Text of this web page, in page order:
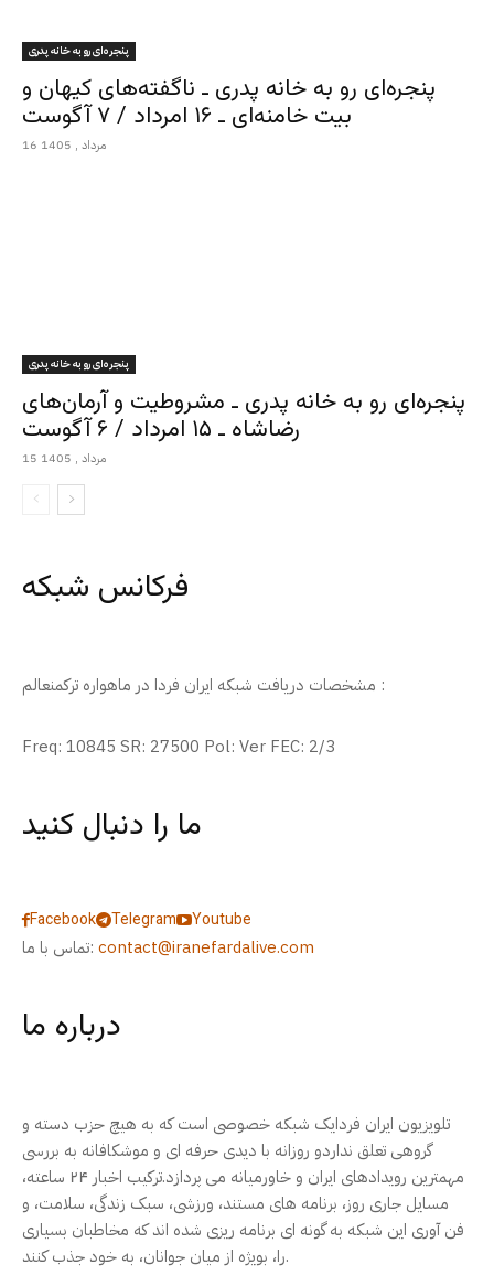
پنجره‌ای رو به خانه پدری
پنجره‌ای رو به خانه پدری ـ ناگفته‌های کیهان و
بیت خامنه‌ای ـ ۱۶ امرداد / ۷ آگوست
16 مرداد , 1405
پنجره‌ای رو به خانه پدری
پنجره‌ای رو به خانه پدری ـ مشروطیت و آرمان‌های
رضاشاه ـ ۱۵ امرداد / ۶ آگوست
15 مرداد , 1405
فرکانس شبکه
مشخصات دریافت شبکه ایران فردا در ماهواره ترکمنعالم :
Freq: 10845 SR: 27500 Pol: Ver FEC: 2/3
ما را دنبال کنید
Facebook Telegram
Youtube
تماس با ما: contact@iranefardalive.com
درباره ما
تلویزیون ایران فردایک شبکه خصوصی است که به هیچ حزب دسته و
گروهی تعلق نداردو روزانه با دیدی حرفه ای و موشکافانه به بررسی
مهمترین رویدادهای ایران و خاورمیانه می پردازد.ترکیب اخبار ۲۴ ساعته،
مسایل جاری روز، برنامه های مستند، ورزشی، سبک زندگی، سلامت، و
فن آوری این شبکه به گونه ای برنامه ریزی شده اند که مخاطبان بسیاری
را، بویژه از میان جوانان، به خود جذب کنند.